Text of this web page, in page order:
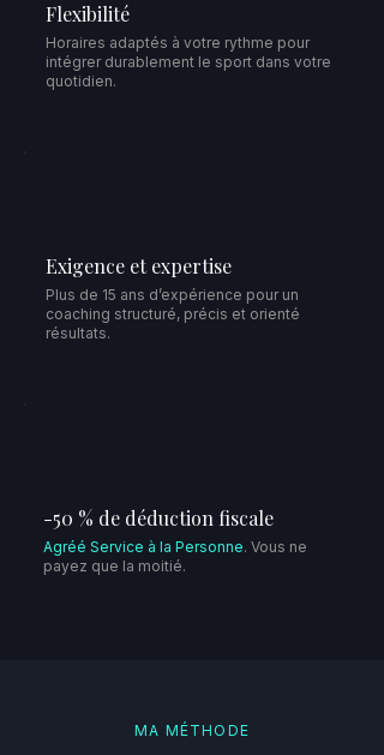
Flexibilité
Horaires adaptés à votre rythme pour
intégrer durablement le sport dans votre
quotidien.
Exigence et expertise
Plus de 15 ans d’expérience pour un
coaching structuré, précis et orienté
résultats.
-50 % de déduction fiscale
Agréé Service à la Personne. Vous ne
payez que la moitié.
MA MÉTHODE